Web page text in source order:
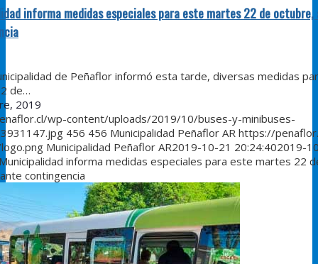
informa medidas especiales para este martes 22 de
de Peñaflor informó esta tarde, diversas medidas
de…
2019
wp-content/uploads/2019/10/buses-y-minibuses-
456 456 Municipalidad Peñaflor AR https://
Municipalidad Peñaflor AR2019-10-21 20:24:402019-
informa medidas especiales para este martes 22
contingencia